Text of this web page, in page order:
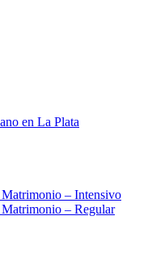
en La Plata
– Intensivo
– Regular